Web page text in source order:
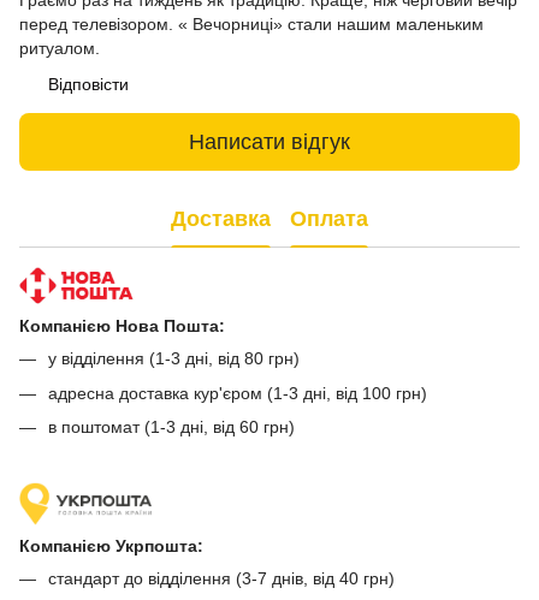
перед телевізором. « Вечорниці» стали нашим маленьким
ритуалом.
Відповісти
Написати відгук
Доставка Оплата
Компанією Нова Пошта:
у відділення (1-3 дні, від 80 грн)
адресна доставка кур'єром (1-3 дні, від 100 грн)
в поштомат (1-3 дні, від 60 грн)
Компанією Укрпошта:
стандарт до відділення (3-7 днів, від 40 грн)